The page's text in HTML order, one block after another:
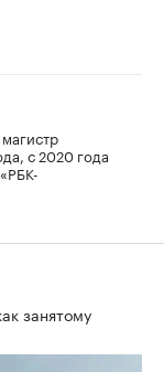
с 2020 года
занятому